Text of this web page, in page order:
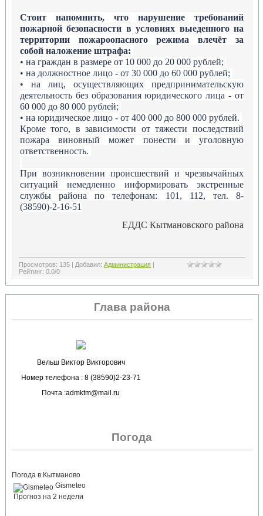
Стоит напомнить, что нарушение требований
пожарной безопасности в условиях выеденногона
территории пожароопасного режимавлечёт за
собой наложение штрафа:
• на граждан в размере от 10 000 до 20 000 рублей;
• на должностное лицо - от 30 000 до 60 000 рублей;
• на лиц, осуществляющих предпринимательскую
деятельность без образования юридического лица - от
60 000 до 80 000 рублей;
• на юридическое лицо - от 400 000 до 800 000 рублей.
Кроме того, в зависимости от тяжести последствий
пожара виновный может понести и уголовную
ответственность.
При возникновении происшествий и чрезвычайных
ситуаций немедленно информировать экстренные
службырайона по телефонам: 101, 112, тел. 8-
(38590)-2-16-51
ЕДДС Кытмановского района
Просмотров: 135| Добавил: Администрация |
Рейтинг: 0.0/0
Глава района
Вельш Виктор Викторович
Номер телефона : 8 (38590)2-23-71
Почта :admktm@mail.ru
Погода
Погода в Кытманово
Gismeteo
Прогноз на 2 недели